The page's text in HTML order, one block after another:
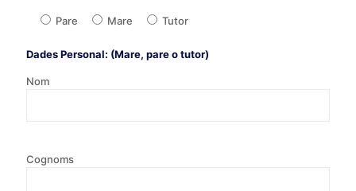
Pare Mare Tutor
Dades Personal: (Mare, pare o tutor)
Nom
Cognoms